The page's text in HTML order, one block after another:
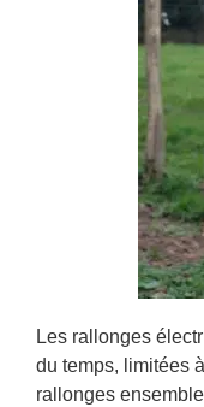
Les rallonges
du temps, limitées
rallonges